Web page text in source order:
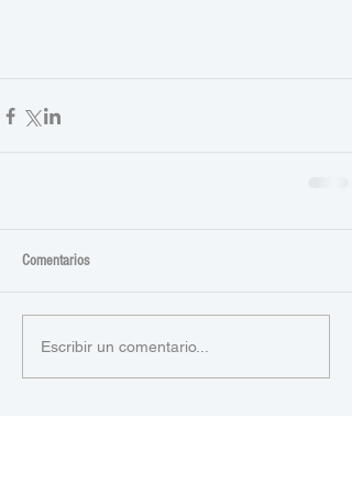
Comentarios
Escribir un comentario...